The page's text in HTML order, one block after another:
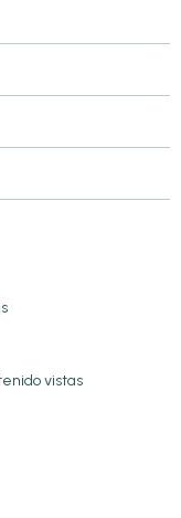
vistas